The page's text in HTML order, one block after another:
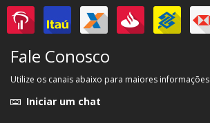
Fale Conosco
Utilize os canais abaixo para maiores informações
Iniciar um chat